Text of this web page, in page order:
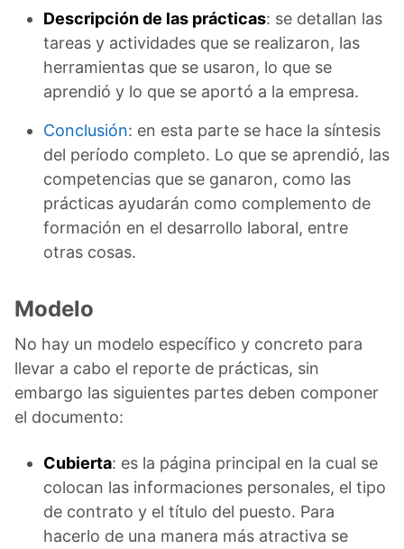
Descripción de las prácticas: se detallan las
tareas y actividades que se realizaron, las
herramientas que se usaron, lo que se
aprendió y lo que se aportó a la empresa.
Conclusión: en esta parte se hace la síntesis
del período completo. Lo que se aprendió, las
competencias que se ganaron, como las
prácticas ayudarán como complemento de
formación en el desarrollo laboral, entre
otras cosas.
Modelo
No hay un modelo específico y concreto para
llevar a cabo el reporte de prácticas, sin
embargo las siguientes partes deben componer
el documento:
Cubierta: es la página principal en la cual se
colocan las informaciones personales, el tipo
de contrato y el título del puesto. Para
hacerlo de una manera más atractiva se